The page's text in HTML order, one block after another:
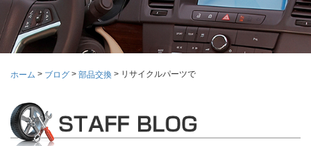
ホーム > ブログ > 部品交換 > リサイクルパーツで